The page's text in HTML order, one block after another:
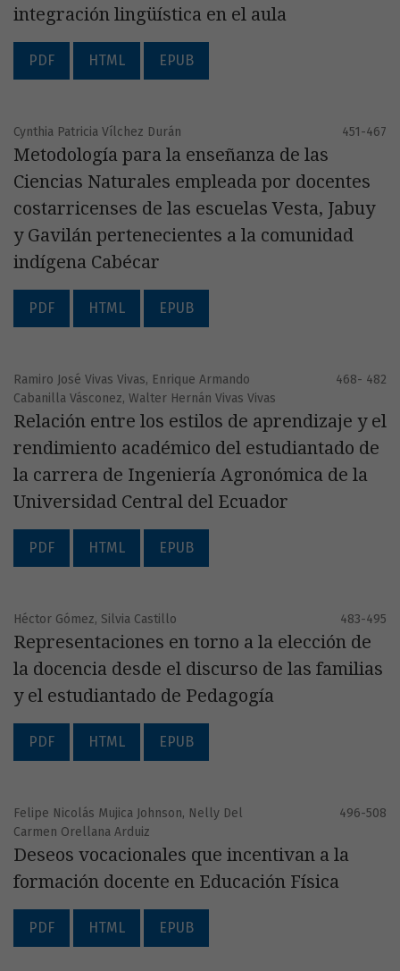
integración lingüística en el aula
PDF HTML EPUB
Cynthia Patricia Vílchez Durán 451-467
Metodología para la enseñanza de las
Ciencias Naturales empleada por docentes
costarricenses de las escuelas Vesta, Jabuy
y Gavilán pertenecientes a la comunidad
indígena Cabécar
PDF HTML EPUB
Ramiro José Vivas Vivas, Enrique Armando
Cabanilla Vásconez, Walter Hernán Vivas Vivas
468- 482
Relación entre los estilos de aprendizaje y el
rendimiento académico del estudiantado de
la carrera de Ingeniería Agronómica de la
Universidad Central del Ecuador
PDF HTML EPUB
Héctor Gómez, Silvia Castillo 483-495
Representaciones en torno a la elección de
la docencia desde el discurso de las familias
y el estudiantado de Pedagogía
PDF HTML EPUB
Felipe Nicolás Mujica Johnson, Nelly Del
Carmen Orellana Arduiz
496-508
Deseos vocacionales que incentivan a la
formación docente en Educación Física
PDF HTML EPUB